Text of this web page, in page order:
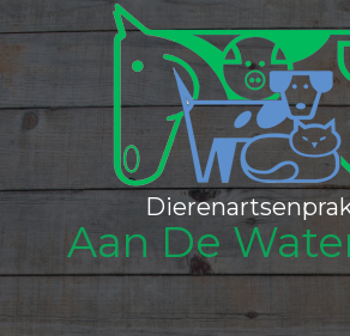
Aan De